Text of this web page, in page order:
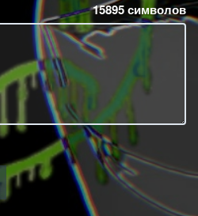
15895символов